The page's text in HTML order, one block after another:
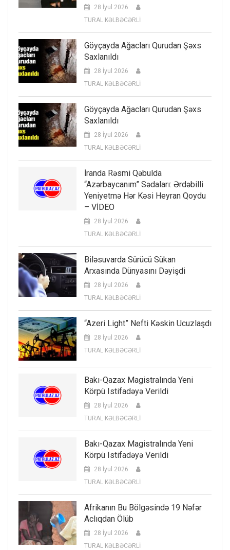
28 İyul 2026
TURAL KƏLBƏCƏRLİ
Göyçayda Ağacları Qurudan Şəxs
Saxlanıldı
28 İyul 2026
TURAL KƏLBƏCƏRLİ
Göyçayda Ağacları Qurudan Şəxs
Saxlanıldı
28 İyul 2026
TURAL KƏLBƏCƏRLİ
İranda Rəsmi Qəbulda
“Azərbaycanım” Sədaları: Ərdəbilli
Yeniyetmə Hər Kəsi Heyran Qoydu
– VİDEO
28 İyul 2026
TURAL KƏLBƏCƏRLİ
Biləsuvarda Sürücü Sükan
Arxasında Dünyasını Dəyişdi
28 İyul 2026
TURAL KƏLBƏCƏRLİ
“Azeri Light” Nefti Kəskin Ucuzlaşdı
28 İyul 2026
TURAL KƏLBƏCƏRLİ
Bakı-Qazax Magistralında Yeni
Körpü Istifadəyə Verildi
28 İyul 2026
TURAL KƏLBƏCƏRLİ
Bakı-Qazax Magistralında Yeni
Körpü Istifadəyə Verildi
28 İyul 2026
TURAL KƏLBƏCƏRLİ
Afrikanın Bu Bölgəsində 19 Nəfər
Aclıqdan Ölüb
28 İyul 2026
TURAL KƏLBƏCƏRLİ